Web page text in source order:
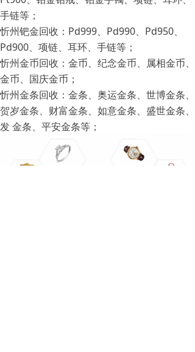
手链等；
忻州钯金回收：Pd999、Pd990、Pd950、
Pd900、项链、耳环、手链等；
忻州金币回收：金币、纪念金币、属相金币、
金币、国庆金币；
忻州金条回收：金条、奥运金条、世博金条、
贺岁金条、财富金条、如意金条、盛世金条、
发 金条、平安金条等；